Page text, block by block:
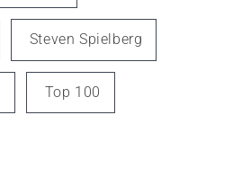
Steven Spielberg
Top 100